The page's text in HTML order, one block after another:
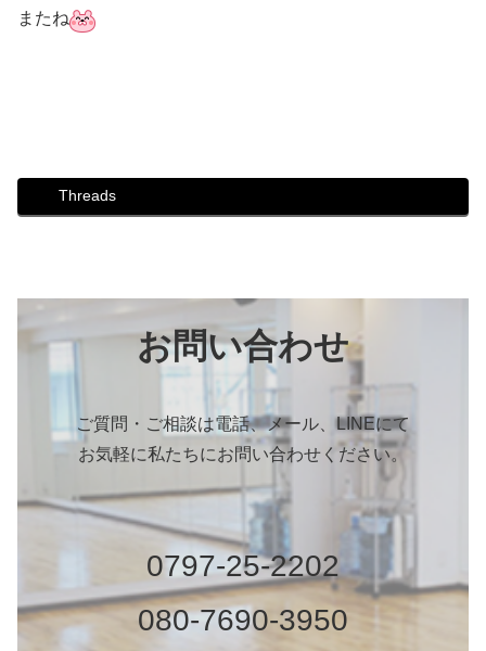
またね
Threads
お問い合わせ
ご質問・ご相談は電話、メール、LINEにて
お気軽に私たちにお問い合わせください。
0797-25-2202
080-7690-3950